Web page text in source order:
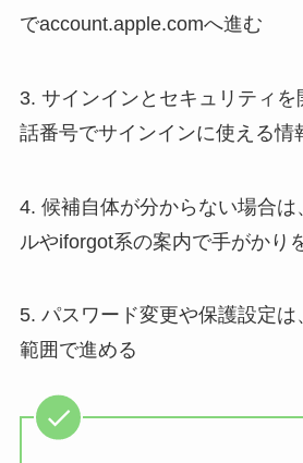
でaccount.apple.comへ進む
3. サインインとセキュリティ
話番号でサインインに使える情
4. 候補自体が分からない場合
ルやiforgot系の案内で手がかり
5. パスワード変更や保護設定
範囲で進める